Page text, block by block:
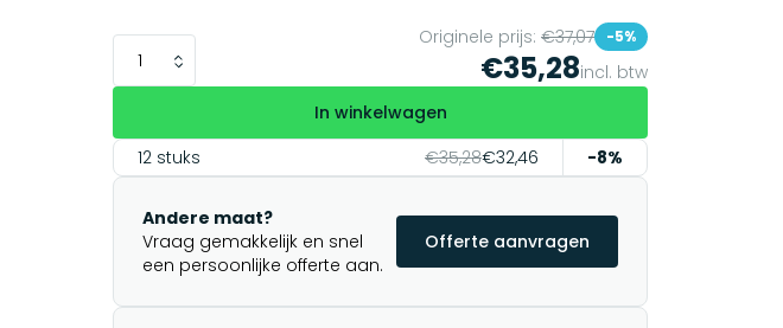
Originele prijs: €37,07 -5%
€35,28incl. btw
In winkelwagen
12 stuks
€35,28€32,46 -8%
Andere maat?
Vraag gemakkelijk en snel
een persoonlijke offerte aan.
Offerte aanvragen